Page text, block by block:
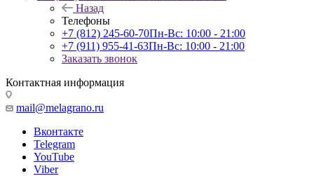
Назад
Телефоны
+7 (812) 245-60-70Пн-Вс: 10:00 - 21:00
+7 (911) 955-41-63Пн-Вс: 10:00 - 21:00
Заказать звонок
Контактная информация
mail@melagrano.ru
Вконтакте
Telegram
YouTube
Viber